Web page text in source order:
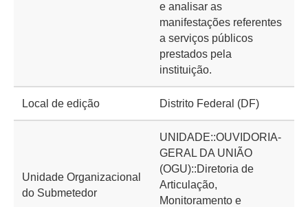
e analisar as
manifestações referentes
a serviços públicos
prestados pela
instituição.
Local de edição Distrito Federal (DF)
Unidade Organizacional
do Submetedor
UNIDADE::OUVIDORIA-
GERAL DA UNIÃO
(OGU)::Diretoria de
Articulação,
Monitoramento e